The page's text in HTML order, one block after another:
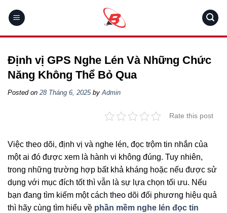
Định vị GPS Nghe Lén Và Những Chức
Năng Không Thể Bỏ Qua
Posted on 28 Tháng 6, 2025byAdmin
Rate this post
Việc theo dõi, định vị và nghe lén, đọc trộm tin nhắn của
một ai đó được xem là hành vi không đúng. Tuy nhiên,
trong những trường hợp bất khả kháng hoặc nếu được sử
dụng với mục đích tốt thì vẫn là sự lựa chọn tối ưu. Nếu
bạn đang tìm kiếm một cách theo dõi đối phương hiệu quả
thì hãy cùng tìm hiểu về phần mềm nghe lén đọc tin